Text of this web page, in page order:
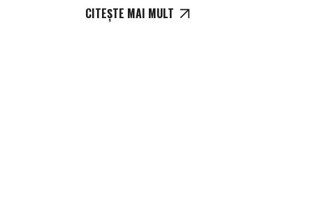
CITEȘTE MAI MULT